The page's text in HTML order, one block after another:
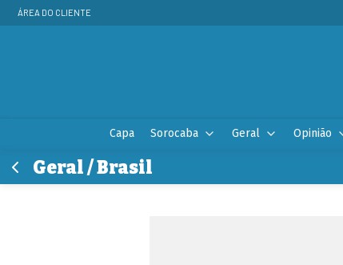
ÁREA DO CLIENTE
Capa Sorocaba Geral Opinião
Geral / Brasil